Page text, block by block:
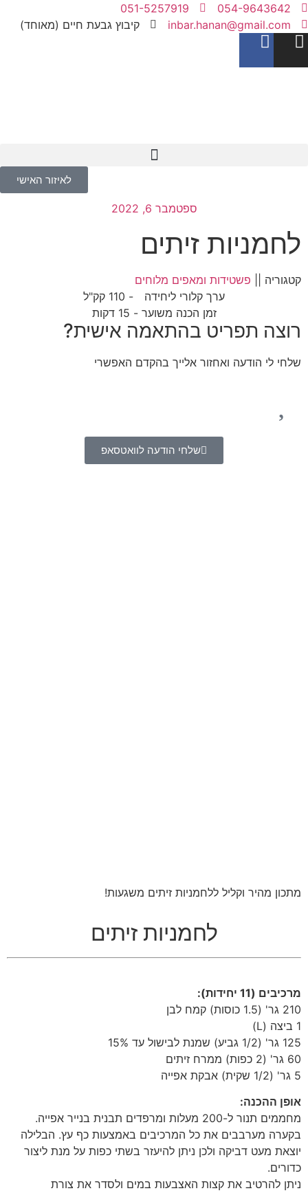
054-9643642
051-5257919
inbar.hanan@gmail.com
קיבוץ גבעת חיים (מאוחד)
לאיזור האישי
ספטמבר 6, 2022
לחמניות זיתים
קטגוריה || פשטידות ומאפים מלוחים
ערך קלורי ליחידה
- 110 קק"ל
זמן הכנה משוער - 15 דקות
רוצה תפריט בהתאמה אישית?
שלחי לי הודעה ואחזור אלייך בהקדם האפשרי
שלחי הודעה לוואטסאפ
מתכון מהיר וקליל ללחמניות זיתים משגעות!
לחמניות זיתים
מרכיבים (11 יחידות):
210 גר' (1.5 כוסות) קמח לבן
1 ביצה (L)
125 גר' (1/2 גביע) שמנת לבישול עד 15%
60 גר' (2 כפות) ממרח זיתים
5 גר' (1/2 שקית) אבקת אפייה
אופן ההכנה:
מחממים תנור ל-200 מעלות ומרפדים תבנית בנייר אפייה.
בקערה מערבבים את כל המרכיבים באמצעות כף עץ. הבלילה
יוצאת מעט דביקה ולכן ניתן להיעזר בשתי כפות על מנת ליצור
כדורים.
ניתן להרטיב את קצות האצבעות במים ולסדר את צורת